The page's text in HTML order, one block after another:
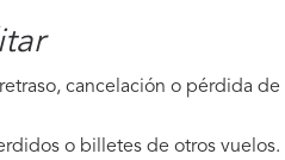
cancelación o pérdida
o billetes de otros vuelos.